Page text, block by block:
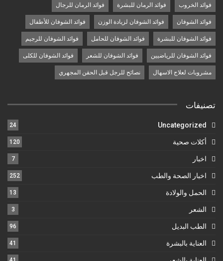
فوائد الخروب فوائد الرمان للبشرة فوائد الرمان للرجال
فوائد الشوفان فوائد الشوفان لزيادة الوزن فوائد الشوفان للأطفال
فوائد الشوفان للبشرة فوائد الشوفان للحامل فوائد الشوفان للرجيم
فوائد الشوفان للرياضيين فوائد الشوفان للشعر فوائد الشوفان للكلى
مشروبات لعلاج الاسهال نصائح للرجل قبل الحقن المجهري
تصنيفات
Uncategorized
24
أكلات صحية 120
اخبار 7
اخبار الصحة والطب 252
الحمل والولادة 13
الشعر 3
الطب البديل 96
العناية بالبشرة 41